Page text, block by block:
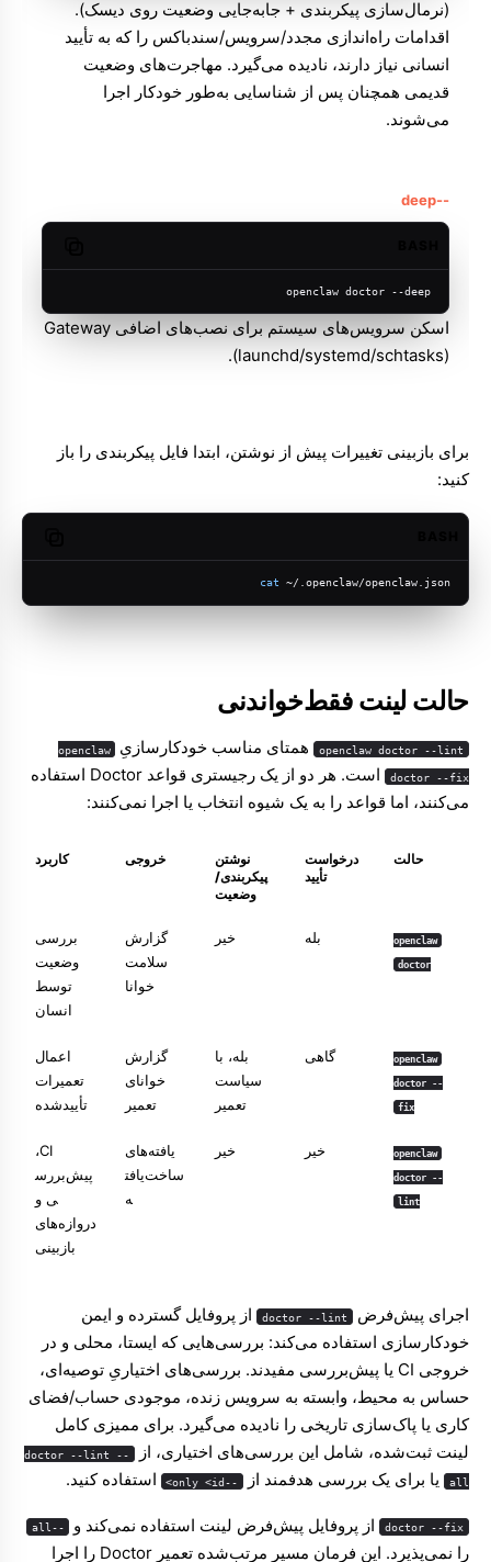
(نرمال‌سازی پیکربندی + جابه‌جایی وضعیت روی دیسک).
اقدامات راه‌اندازی مجدد/سرویس/سندباکس را که به تأیید
انسانی نیاز دارند، نادیده می‌گیرد. مهاجرت‌های وضعیت
قدیمی همچنان پس از شناسایی به‌طور خودکار اجرا
می‌شوند.
--deep
openclaw doctor --deep
اسکن سرویس‌های سیستم برای نصب‌های اضافی Gateway
‏(launchd/systemd/schtasks).
برای بازبینی تغییرات پیش از نوشتن، ابتدا فایل پیکربندی را باز
کنید:
cat ~/.openclaw/openclaw.json
حالت لینت فقط‌خواندنی
openclaw doctor --lint همتای مناسب خودکارسازیِ openclaw
doctor --fix
است. هر دو از یک رجیستری قواعد Doctor استفاده
می‌کنند، اما قواعد را به یک شیوه انتخاب یا اجرا نمی‌کنند:
حالت
درخواست
تأیید
نوشتن
پیکربندی/
وضعیت
خروجی کاربرد
openclaw
doctor
بله خیر
گزارش
سلامت
خوانا
بررسی
وضعیت
توسط
انسان
openclaw
doctor --
fix
گاهی
بله، با
سیاست
تعمیر
گزارش
خوانای
تعمیر
اعمال
تعمیرات
تأییدشده
openclaw
doctor --
lint
خیر خیر
یافته‌های
ساخت‌یافت
ه
CI،
پیش‌بررس
ی و
دروازه‌های
بازبینی
اجرای پیش‌فرض doctor --lint از پروفایل گسترده و ایمن
خودکارسازی استفاده می‌کند: بررسی‌هایی که ایستا، محلی و در
خروجی CI یا پیش‌بررسی مفیدند. بررسی‌های اختیاریِ توصیه‌ای،
حساس به محیط، وابسته به سرویس زنده، موجودی حساب/فضای
کاری یا پاک‌سازی تاریخی را نادیده می‌گیرد. برای ممیزی کامل
لینت ثبت‌شده، شامل این بررسی‌های اختیاری، از
doctor --lint --
all یا برای یک بررسی هدفمند از --only <id> استفاده کنید.
doctor --fix از پروفایل پیش‌فرض لینت استفاده نمی‌کند و --all
را نمی‌پذیرد. این فرمان مسیر مرتب‌شده تعمیر Doctor را اجرا